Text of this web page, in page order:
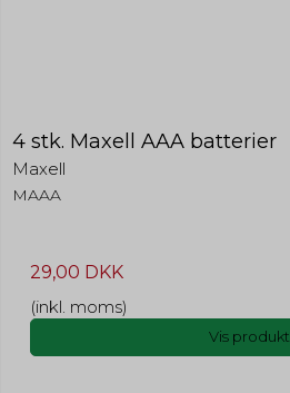
4 stk. Maxell AAA batterier
Maxell
MAAA
29,00 DKK
(inkl. moms)
Vis produkt